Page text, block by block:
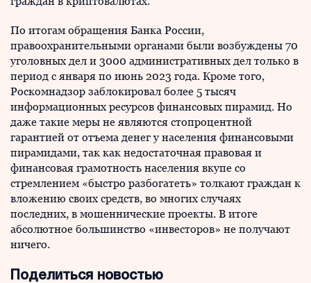
По итогам обращения Банка России,
правоохранительными органами были возбуждены 70
уголовных дел и 3000 административных дел только в
период с января по июнь 2023 года. Кроме того,
Роскомнадзор заблокировал более 5 тысяч
информационных ресурсов финансовых пирамид. Но
даже такие меры не являются стопроцентной
гарантией от отъема денег у населения финансовыми
пирамидами, так как недостаточная правовая и
финансовая грамотность населения вкупе со
стремлением «быстро разбогатеть» толкают граждан к
вложению своих средств, во многих случаях
последних, в мошеннические проекты. В итоге
абсолютное большинство «инвесторов» не получают
ничего.
Поделиться новостью